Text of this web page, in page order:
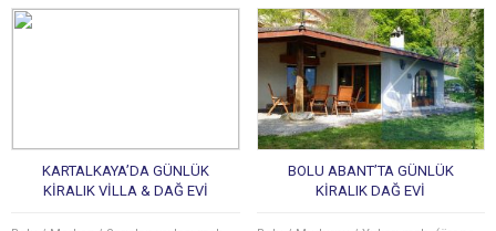
KARTALKAYA’DA GÜNLÜK
KİRALIK VİLLA & DAĞ EVİ
BOLU ABANT’TA GÜNLÜK
KİRALIK DAĞ EVİ